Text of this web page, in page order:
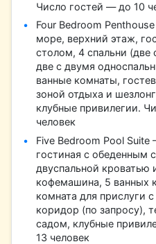
Число гостей — до 10
Four Bedroom
море, верхний этаж,
столом, 4 спальни (две
две с двумя
ванные комнаты,
зоной отдыха и
клубные привилегии.
человек
Five Bedroom Pool
гостиная с обеденным
двуспальной кроватью
кофемашина, 5 ванных
комната для прислуги
коридор (по запросу),
садом, клубные
13 человек